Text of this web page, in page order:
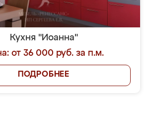
Кухня "Иоанна"
от 36 000 руб. за п.м.
ПОДРОБНЕЕ